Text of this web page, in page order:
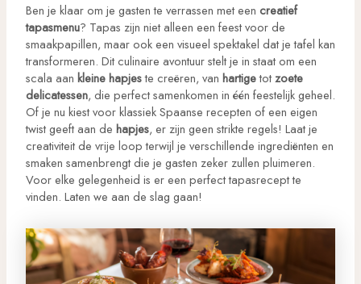
Ben je klaar om je gasten te verrassen met een creatief
tapasmenu? Tapas zijn niet alleen een feest voor de
smaakpapillen, maar ook een visueel spektakel dat je tafel kan
transformeren. Dit culinaire avontuur stelt je in staat om een
scala aan kleine hapjeste creëren, van hartigetotzoete
delicatessen, die perfect samenkomen in één feestelijk geheel.
Of je nu kiest voor klassiek Spaanse recepten of een eigen
twist geeft aan de hapjes, er zijn geen strikte regels! Laat je
creativiteit de vrije loop terwijl je verschillende ingrediënten en
smaken samenbrengt die je gasten zeker zullen pluimeren.
Voor elke gelegenheid is er een perfect tapasrecept te
vinden. Laten we aan de slag gaan!